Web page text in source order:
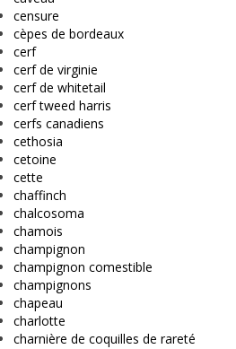
censure
cèpes de bordeaux
cerf
cerf de virginie
cerf de whitetail
cerf tweed harris
cerfs canadiens
cethosia
cetoine
cette
chaffinch
chalcosoma
chamois
champignon
champignon comestible
champignons
chapeau
charlotte
charnière de coquilles de rareté